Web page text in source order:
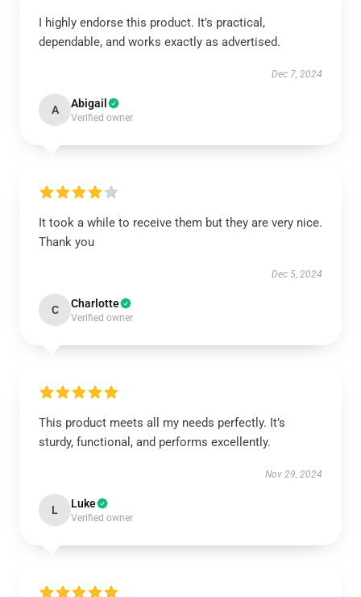
I highly endorse this product. It’s practical,
dependable, and works exactly as advertised.
Dec 7, 2024
A Abigail
Verified owner
It took a while to receive them but they are very nice.
Thank you
Dec 5, 2024
C Charlotte
Verified owner
This product meets all my needs perfectly. It’s
sturdy, functional, and performs excellently.
Nov 29, 2024
L Luke
Verified owner